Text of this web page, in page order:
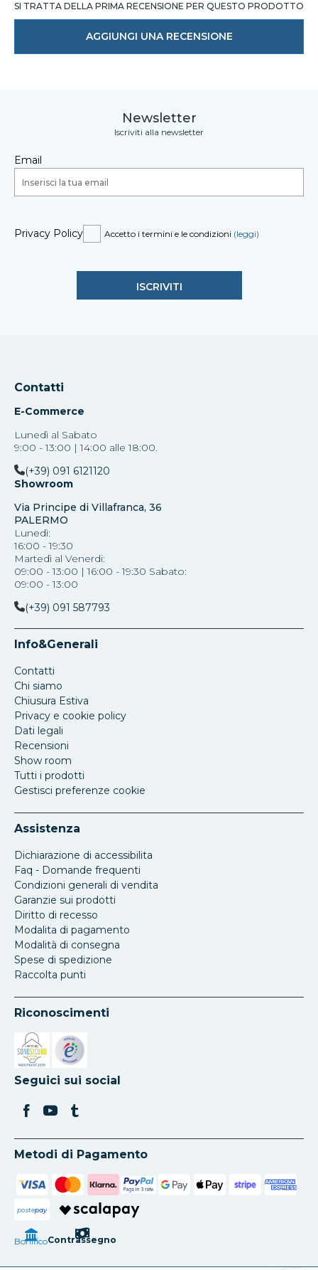
SI TRATTA DELLA PRIMA RECENSIONE PER QUESTO PRODOTTO
AGGIUNGI UNA RECENSIONE
Newsletter
Iscriviti alla newsletter
Email
Privacy Policy Accetto i termini e le condizioni (leggi)
Contatti
E-Commerce
Lunedì al Sabato
9:00 - 13:00 | 14:00 alle 18:00.
(+39) 091 6121120
Showroom
Via Principe di Villafranca, 36
PALERMO
Lunedì:
16:00 - 19:30
Martedì al Venerdi:
09:00 - 13:00 | 16:00 - 19:30 Sabato:
09:00 - 13:00
(+39) 091 587793
Info&Generali
Contatti
Chi siamo
Chiusura Estiva
Privacy e cookie policy
Dati legali
Recensioni
Show room
Tutti i prodotti
Gestisci preferenze cookie
Assistenza
Dichiarazione di accessibilita
Faq - Domande frequenti
Condizioni generali di vendita
Garanzie sui prodotti
Diritto di recesso
Modalita di pagamento
Modalità di consegna
Spese di spedizione
Raccolta punti
Riconoscimenti
Si apre in una nuova scheda
Si apre in una nuova scheda
Seguici sui social
Metodi di Pagamento
postepay
BonificoContrassegno